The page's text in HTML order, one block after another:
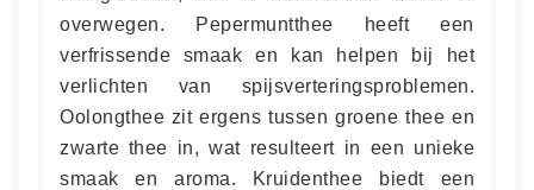
overwegen. Pepermuntthee heeft een
verfrissende smaak en kan helpen bij het
verlichten van spijsverteringsproblemen.
Oolongthee zit ergens tussen groene thee en
zwarte thee in, wat resulteert in een unieke
smaak en aroma. Kruidenthee biedt een